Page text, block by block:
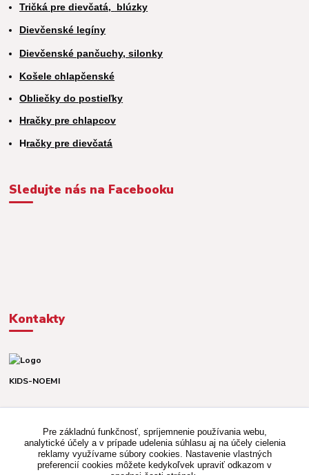
Tričká pre dievčatá, blúzky
Dievčenské legíny
Dievčenské pančuchy, silonky
Košele chlapčenské
Obliečky do postieľky
Hračky pre chlapcov
Hračky pre dievčatá
Sledujte nás na Facebooku
Kontakty
KIDS-NOEMI
(Po-Pia, 8-16 hod.)
kidsnoemi.shop@gmail.com
Pre základnú funkčnosť, spríjemnenie používania webu,
analytické účely a v prípade udelenia súhlasu aj na účely cielenia
reklamy využívame súbory cookies. Nastavenie vlastných
preferencií cookies môžete kedykoľvek upraviť odkazom v